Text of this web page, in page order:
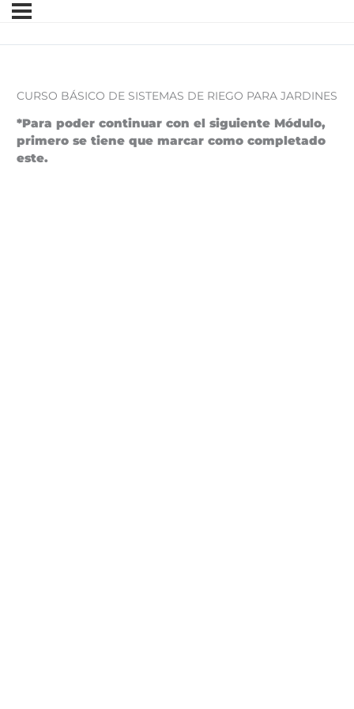
CURSO BÁSICO DE SISTEMAS DE RIEGO PARA JARDINES
*Para poder continuar con el siguiente Módulo,
primero se tiene que marcar como completado
este.